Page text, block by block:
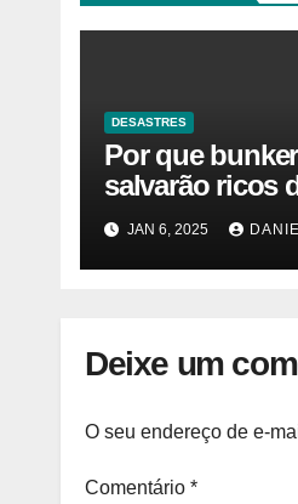
DESASTRES
Por que
salvarão ricos
desastre
JAN 6, 2025
Deixe um
O seu endereço de e-
Comentário *